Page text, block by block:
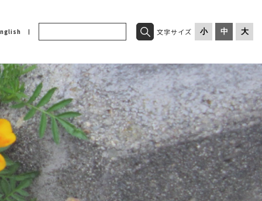
文字サイズ 小 中 大